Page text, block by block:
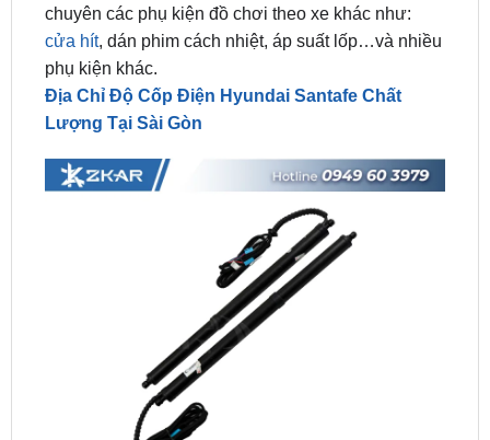
phụ kiện khác.
Địa Chỉ Độ Cốp Điện Hyundai Santafe Chất
Lượng Tại Sài Gòn